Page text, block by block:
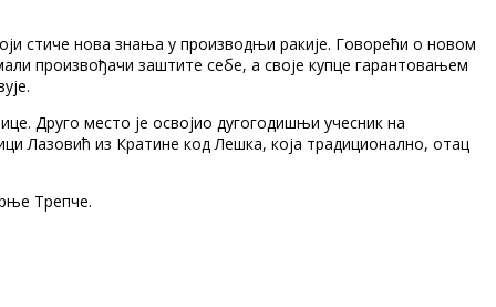
стиче нова знања у производњи ракије. Говорећи о новом
произвођачи заштите себе, а своје купце гарантовањем
Друго место је освојио дугогодишњи учесник на
Лазовић из Кратине код Лешка, која традиционално, отац
Трепче.